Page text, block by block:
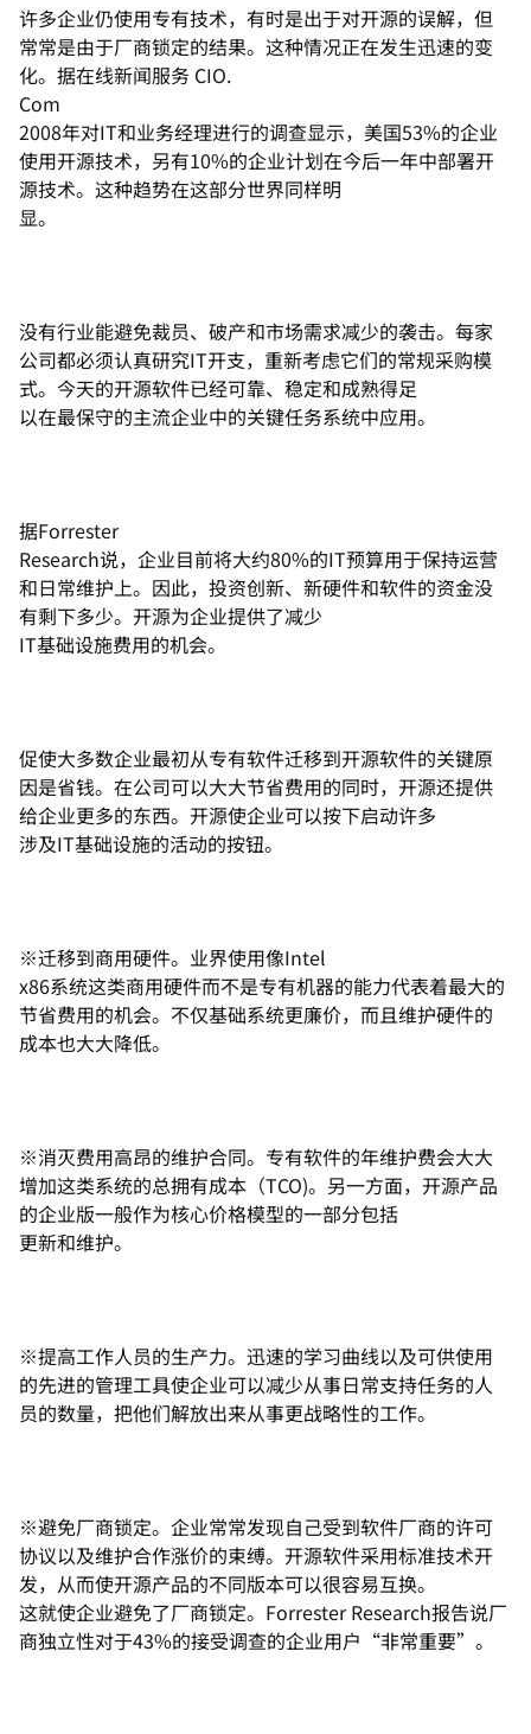
许多企业仍使用专有技术，有时是出于对开源的误解，但
常常是由于厂商锁定的结果。这种情况正在发生迅速的变
化。据在线新闻服务 CIO.
Com
2008年对IT和业务经理进行的调查显示，美国53%的企业
使用开源技术，另有10%的企业计划在今后一年中部署开
源技术。这种趋势在这部分世界同样明
显。
没有行业能避免裁员、破产和市场需求减少的袭击。每家
公司都必须认真研究IT开支，重新考虑它们的常规采购模
式。今天的开源软件已经可靠、稳定和成熟得足
以在最保守的主流企业中的关键任务系统中应用。
据Forrester
Research说，企业目前将大约80%的IT预算用于保持运营
和日常维护上。因此，投资创新、新硬件和软件的资金没
有剩下多少。开源为企业提供了减少
IT基础设施费用的机会。
促使大多数企业最初从专有软件迁移到开源软件的关键原
因是省钱。在公司可以大大节省费用的同时，开源还提供
给企业更多的东西。开源使企业可以按下启动许多
涉及IT基础设施的活动的按钮。
※迁移到商用硬件。业界使用像Intel
x86系统这类商用硬件而不是专有机器的能力代表着最大的
节省费用的机会。不仅基础系统更廉价，而且维护硬件的
成本也大大降低。
※消灭费用高昂的维护合同。专有软件的年维护费会大大
增加这类系统的总拥有成本（TCO)。另一方面，开源产品
的企业版一般作为核心价格模型的一部分包括
更新和维护。
※提高工作人员的生产力。迅速的学习曲线以及可供使用
的先进的管理工具使企业可以减少从事日常支持任务的人
员的数量，把他们解放出来从事更战略性的工作。
※避免厂商锁定。企业常常发现自己受到软件厂商的许可
协议以及维护合作涨价的束缚。开源软件采用标准技术开
发，从而使开源产品的不同版本可以很容易互换。
这就使企业避免了厂商锁定。Forrester Research报告说厂
商独立性对于43%的接受调查的企业用户“非常重要”。